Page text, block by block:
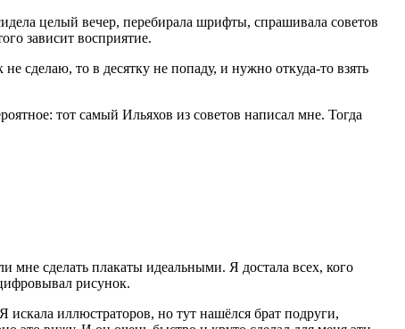
целый вечер, перебирала шрифты, спрашивала советов
зависит восприятие.
сделаю, то в десятку не попаду, и нужно откуда-то взять
тот самый Ильяхов из советов написал мне. Тогда
мне сделать плакаты идеальными. Я достала всех, кого
рисунок.
иллюстраторов, но тут нашёлся брат подруги,